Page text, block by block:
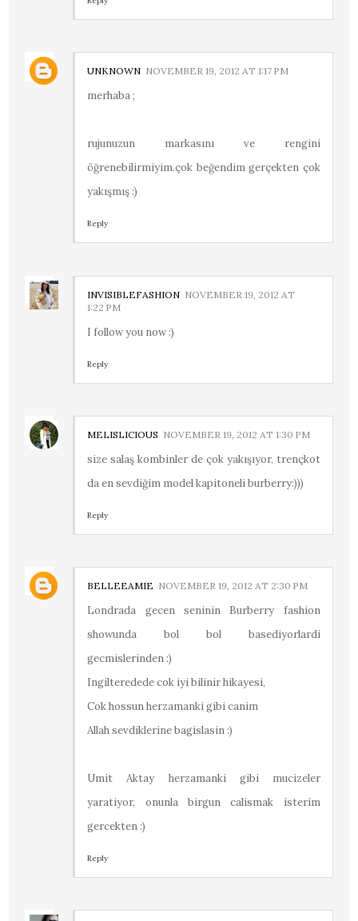
UNKNOWN NOVEMBER 19, 2012 AT 1:17 PM
merhaba ;
rujunuzun markasını ve rengini
öğrenebilirmiyim.çok beğendim gerçekten çok
yakışmış :)
Reply
INVISIBLEFASHION NOVEMBER 19, 2012 AT
1:22 PM
I follow you now :)
Reply
MELISLICIOUS NOVEMBER 19, 2012 AT 1:30 PM
size salaş kombinler de çok yakışıyor, trençkot
da en sevdiğim model kapitoneli burberry:)))
Reply
BELLEEAMIE NOVEMBER 19, 2012 AT 2:30 PM
Londrada gecen seninin Burberry fashion
showunda bol bol basediyorlardi
gecmislerinden :)
Ingilteredede cok iyi bilinir hikayesi,
Cok hossun herzamanki gibi canim
Allah sevdiklerine bagislasin :)
Umit Aktay herzamanki gibi mucizeler
yaratiyor, onunla birgun calismak isterim
gercekten :)
Reply